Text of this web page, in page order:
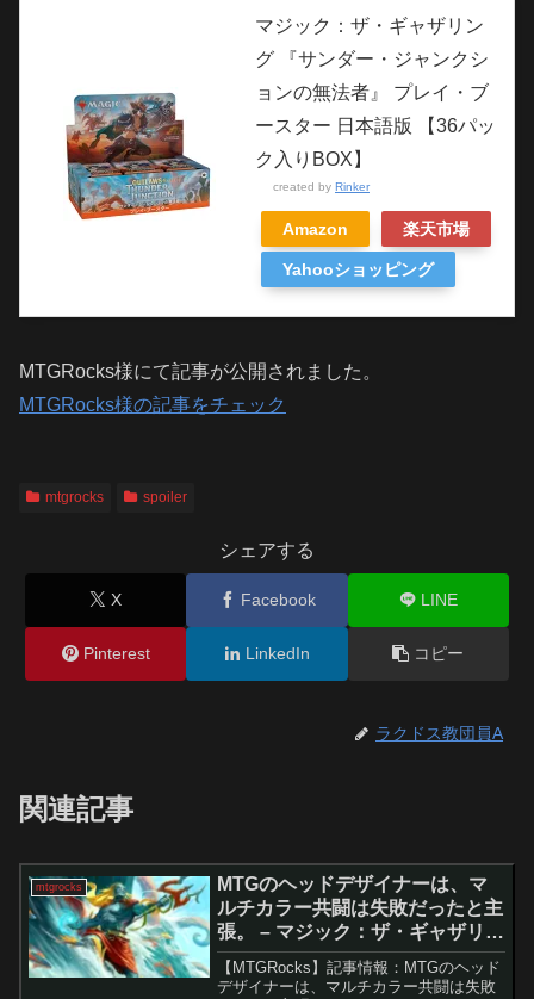
マジック：ザ・ギャザリン
グ 『サンダー・ジャンクシ
ョンの無法者』 プレイ・ブ
ースター 日本語版 【36パッ
ク入りBOX】
created by Rinker
Amazon 楽天市場
Yahooショッピング
MTGRocks様にて記事が公開されました。
MTGRocks様の記事をチェック
mtgrocks spoiler
シェアする
X Facebook LINE
Pinterest LinkedIn コピー
ラクドス教団員A
関連記事
mtgrocks
MTGのヘッドデザイナーは、マ
ルチカラー共闘は失敗だったと主
張。 – マジック：ザ・ギャザリン
グ
【MTGRocks】記事情報：MTGのヘッド
デザイナーは、マルチカラー共闘は失敗